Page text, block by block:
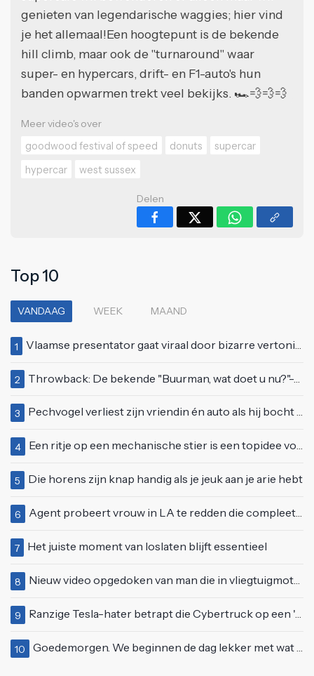
genieten van legendarische waggies; hier vind
je het allemaal!Een hoogtepunt is de bekende
hill climb, maar ook de "turnaround" waar
super- en hypercars, drift- en F1-auto's hun
banden opwarmen trekt veel bekijks. 🏎️💨💨💨
Meer video's over
goodwood festival of speed
donuts
supercar
hypercar
west sussex
Delen
Top 10
VANDAAG WEEK MAAND
1 Vlaamse presentator gaat viraal door bizarre vertoning op live televisie: "Helemaal stijf van de bloem"
2 Throwback: De bekende "Buurman, wat doet u nu?"-scène uit Flodder met Tatjana Šimić
3 Pechvogel verliest zijn vriendin én auto als hij bocht te scherp neemt
4 Een ritje op een mechanische stier is een topidee voor een eerste date
5 Die horens zijn knap handig als je jeuk aan je arie hebt
6 Agent probeert vrouw in LA te redden die compleet van het padje is
7 Het juiste moment van loslaten blijft essentieel
8 Nieuw video opgedoken van man die in vliegtuigmotor springt op vliegveld Milaan
9 Ranzige Tesla-hater betrapt die Cybertruck op een 'speciale bruine coating' trakteert
10 Goedemorgen. We beginnen de dag lekker met wat rek- en strekoefeningen